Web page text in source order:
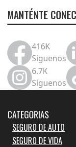
MANTÉNTE
416K
Síguenos
6.7K
Síguenos
CATEGORIAS
SEGURO DE AUTO
SEGURO DE VIDA